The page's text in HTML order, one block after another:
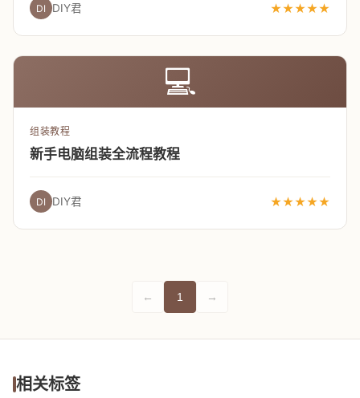
DI DIY君 ★★★★★
💻
组装教程
新手电脑组装全流程教程
DI DIY君 ★★★★★
← 1 →
相关标签